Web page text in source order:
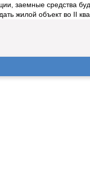
заемные средства
жилой объект во II